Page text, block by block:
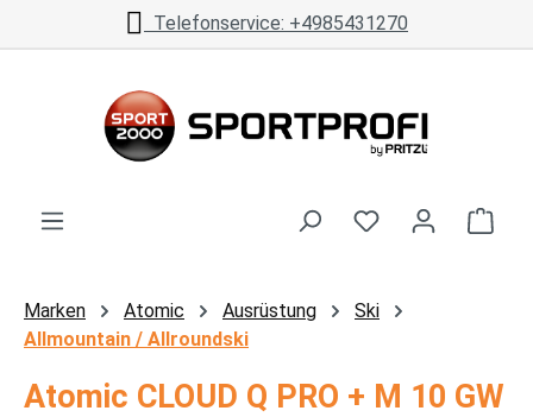
Zum Hauptinhalt springenTelefonservice: +4985431270
Marken Atomic Ausrüstung
Ski
Allmountain / Allroundski
Atomic CLOUD Q PRO + M 10 GW